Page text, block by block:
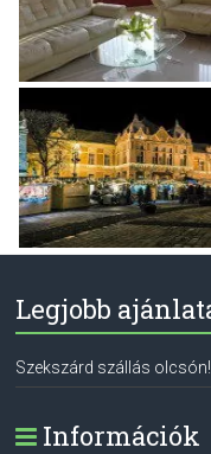
Legjobb
Szekszárd szállás
Információk